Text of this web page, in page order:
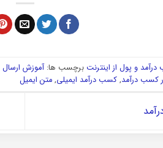
و پول از اینترنت برچسب ها:آموزش ارسال
کسب درآمد, کسب درآمد ایمیلی, متن ایمیل